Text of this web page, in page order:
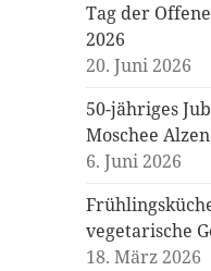
Tag der
2026
20. Juni 2026
50-jähriges
Moschee
6. Juni 2026
vegetarische
18. März 2026